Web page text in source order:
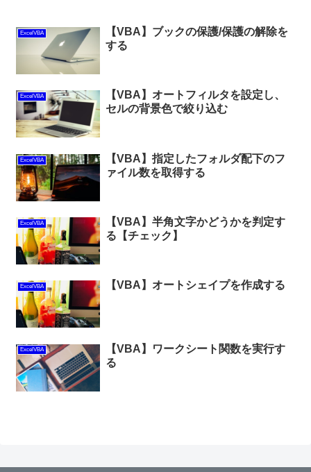
ExcelVBA
【VBA】ブックの保護/保護の解除を
する
ExcelVBA
【VBA】オートフィルタを設定し、
セルの背景色で絞り込む
ExcelVBA
【VBA】指定したフォルダ配下のフ
ァイル数を取得する
ExcelVBA
【VBA】半角文字かどうかを判定す
る【チェック】
ExcelVBA 【VBA】オートシェイプを作成する
ExcelVBA
【VBA】ワークシート関数を実行す
る